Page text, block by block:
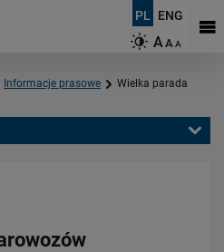
PL ENG
AAA
Informacje prasowe
Wielka parada